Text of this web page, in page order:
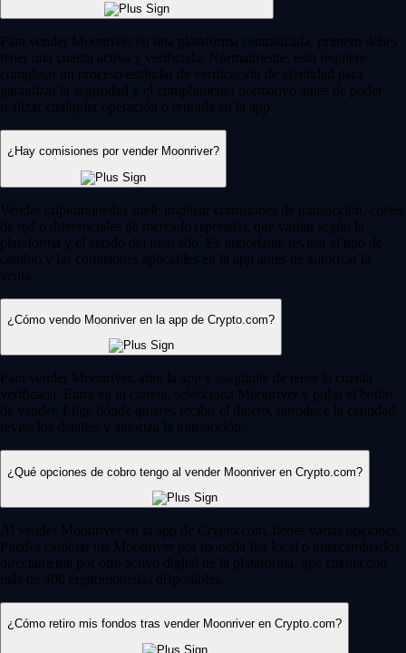
Para vender Moonriver en una plataforma centralizada, primero debes
tener una cuenta activa y verificada. Normalmente, esto requiere
completar un proceso estándar de verificación de identidad para
garantizar la seguridad y el cumplimiento normativo antes de poder
realizar cualquier operación o retirada en la app.
¿Hay comisiones por vender Moonriver?
Vender criptomonedas suele implicar comisiones de transacción, costes
de red o diferenciales de mercado (spreads), que varían según la
plataforma y el estado del mercado. Es importante revisar el tipo de
cambio y las comisiones aplicables en la app antes de autorizar la
venta.
¿Cómo vendo Moonriver en la app de Crypto.com?
Para vender Moonriver, abre la app y asegúrate de tener la cuenta
verificada. Entra en tu cartera, selecciona Moonriver y pulsa el botón
de vender. Elige dónde quieres recibir el dinero, introduce la cantidad,
revisa los detalles y autoriza la transacción.
¿Qué opciones de cobro tengo al vender Moonriver en Crypto.com?
Al vender Moonriver en la app de Crypto.com, tienes varias opciones.
Puedes cambiar tus Moonriver por moneda fiat local o intercambiarlos
directamente por otro activo digital de la plataforma, que cuenta con
más de 400 criptomonedas disponibles.
¿Cómo retiro mis fondos tras vender Moonriver en Crypto.com?